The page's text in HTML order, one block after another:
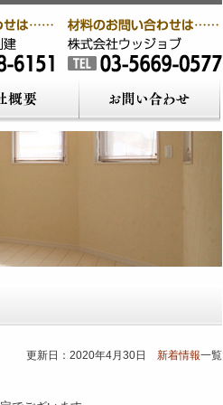
更新日：2020年4月30日 新着情報一覧